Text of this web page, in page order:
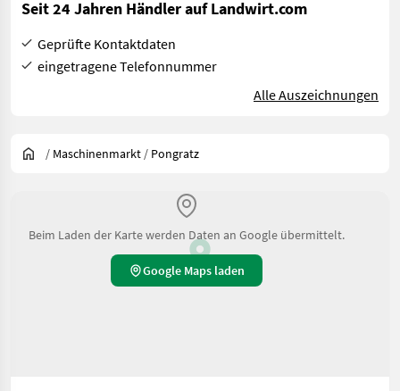
Seit 24 Jahren Händler auf Landwirt.com
Geprüfte Kontaktdaten
eingetragene Telefonnummer
Alle Auszeichnungen
/ Maschinenmarkt / Pongratz
Beim Laden der Karte werden Daten an Google übermittelt.
Google Maps laden